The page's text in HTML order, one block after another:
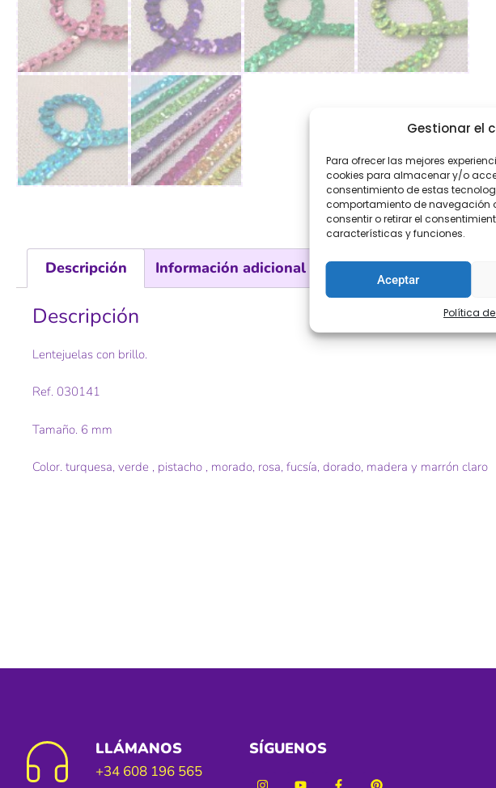
Gestionar el
Para ofrecer las mejores
cookies para almacenar y/o
consentimiento de estas
comportamiento de navegación
consentir o retirar el
características y funciones.
Aceptar
Política
Descripción Información adicional
Descripción
Lentejuelas con brillo.
Ref. 030141
Tamaño. 6 mm
Color. turquesa, verde , pistacho , morado, rosa, fucsía, dorado, madera y marrón claro
LLÁMANOS
+34 608 196 565
SÍGUENOS